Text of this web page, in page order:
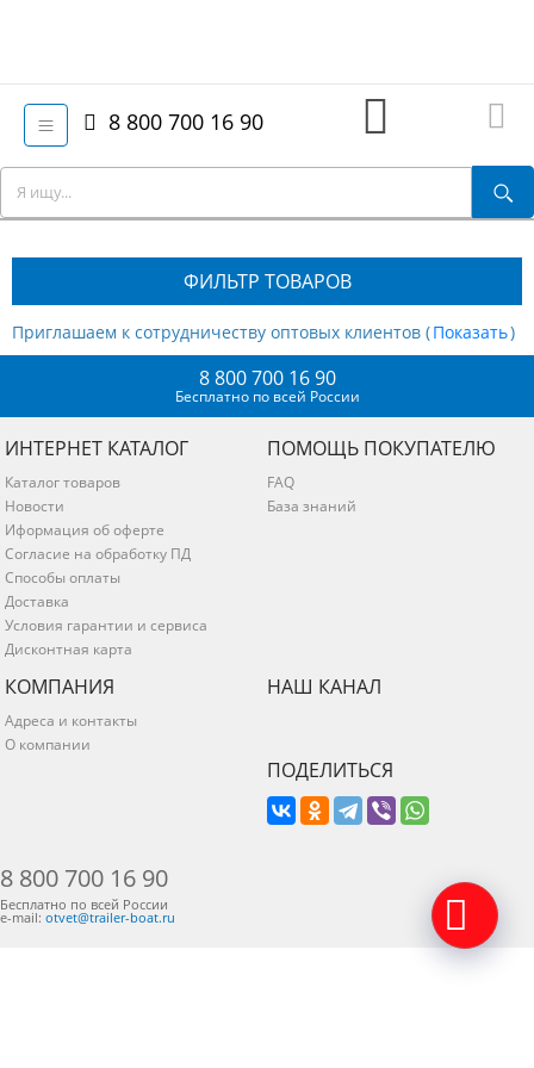
8 800 700 16 90
ФИЛЬТР ТОВАРОВ
Приглашаем к сотрудничеству оптовых клиентов ( )
8 800 700 16 90
Бесплатно по всей России
ИНТЕРНЕТ КАТАЛОГ
Каталог товаров
Новости
Иформация об оферте
Согласие на обработку ПД
Способы оплаты
Доставка
Условия гарантии и сервиса
Дисконтная карта
ПОМОЩЬ ПОКУПАТЕЛЮ
FAQ
База знаний
КОМПАНИЯ
Адреса и контакты
О компании
НАШ КАНАЛ
ПОДЕЛИТЬСЯ
8 800 700 16 90
Бесплатно по всей России
e-mail: otvet@trailer-boat.ru